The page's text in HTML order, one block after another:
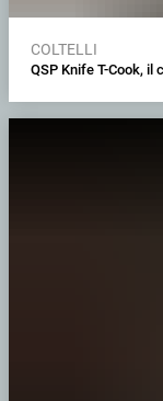
COLTELLI
QSP Knife T-Cook,